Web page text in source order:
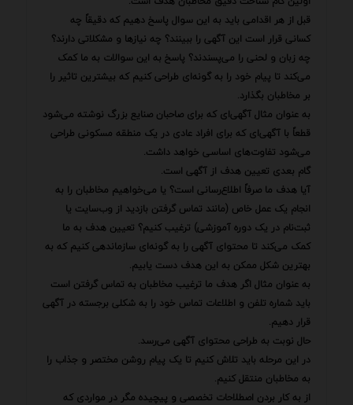
قبل از هر اقدامی باید به این سوال پاسخ دهیم که دقیقاً چه
کسانی قرار است این آگهی را ببینند؟ چه نیازها و مشکلاتی دارند؟
چه زبان و لحنی را می‌پسندند؟ پاسخ به این سوالات به ما کمک
می‌کند تا پیام خود را به گونه‌ای طراحی کنیم که بیشترین تاثیر را
بر مخاطبان بگذارد.
به عنوان مثال آگهی‌ای که برای صاحبان صنایع بزرگ نوشته می‌شود
قطعاً با آگهی‌ای که برای افراد عادی در یک منطقه مسکونی طراحی
می‌شود تفاوت‌های اساسی خواهد داشت.
گام بعدی تعیین هدف از آگهی است.
آیا هدف ما صرفاً اطلاع‌رسانی است؟ یا می‌خواهیم مخاطبان را به
انجام یک عمل خاص (مانند تماس گرفتن بازدید از وب‌سایت یا
ثبت‌نام در یک دوره آموزشی) ترغیب کنیم؟ تعیین هدف به ما
کمک می‌کند تا محتوای آگهی را به گونه‌ای سازماندهی کنیم که به
بهترین شکل ممکن به این هدف دست یابیم.
به عنوان مثال اگر هدف ما ترغیب مخاطبان به تماس گرفتن است
باید شماره تلفن و اطلاعات تماس خود را به شکلی برجسته در آگهی
قرار دهیم.
حال نوبت به طراحی محتوای آگهی می‌رسد.
در این مرحله باید تلاش کنیم تا یک پیام روشن مختصر و جذاب را
به مخاطبان منتقل کنیم.
از به کار بردن اصطلاحات تخصصی و پیچیده مگر در مواردی که